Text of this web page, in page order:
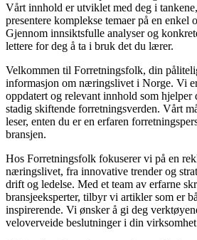
Vårt innhold er utviklet med deg i
presentere komplekse temaer på en enkel
Gjennom innsiktsfulle analyser og
lettere for deg å ta i bruk det du lærer.
Velkommen til Forretningsfolk, din
informasjon om næringslivet i Norge. Vi
oppdatert og relevant innhold som hjelper
stadig skiftende forretningsverden. Vårt
leser, enten du er en erfaren
bransjen.
Hos Forretningsfolk fokuserer vi på en
næringslivet, fra innovative trender og
drift og ledelse. Med et team av erfarne
bransjeeksperter, tilbyr vi artikler som er
inspirerende. Vi ønsker å gi deg
veloverveide beslutninger i din